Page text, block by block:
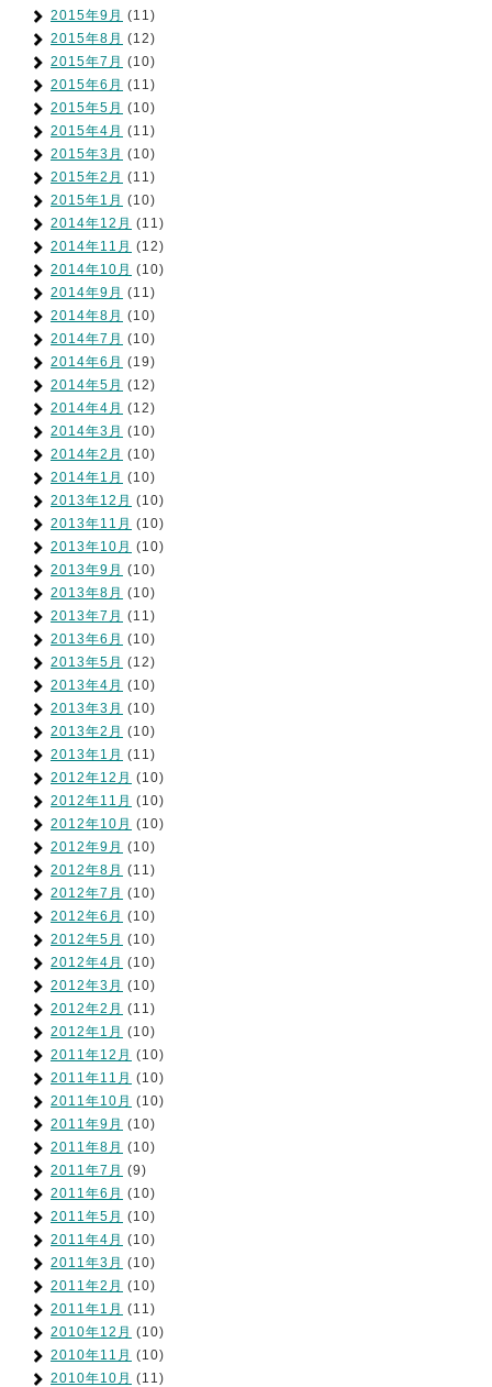
2015年9月 (11)
2015年8月 (12)
2015年7月 (10)
2015年6月 (11)
2015年5月 (10)
2015年4月 (11)
2015年3月 (10)
2015年2月 (11)
2015年1月 (10)
2014年12月 (11)
2014年11月 (12)
2014年10月 (10)
2014年9月 (11)
2014年8月 (10)
2014年7月 (10)
2014年6月 (19)
2014年5月 (12)
2014年4月 (12)
2014年3月 (10)
2014年2月 (10)
2014年1月 (10)
2013年12月 (10)
2013年11月 (10)
2013年10月 (10)
2013年9月 (10)
2013年8月 (10)
2013年7月 (11)
2013年6月 (10)
2013年5月 (12)
2013年4月 (10)
2013年3月 (10)
2013年2月 (10)
2013年1月 (11)
2012年12月 (10)
2012年11月 (10)
2012年10月 (10)
2012年9月 (10)
2012年8月 (11)
2012年7月 (10)
2012年6月 (10)
2012年5月 (10)
2012年4月 (10)
2012年3月 (10)
2012年2月 (11)
2012年1月 (10)
2011年12月 (10)
2011年11月 (10)
2011年10月 (10)
2011年9月 (10)
2011年8月 (10)
2011年7月 (9)
2011年6月 (10)
2011年5月 (10)
2011年4月 (10)
2011年3月 (10)
2011年2月 (10)
2011年1月 (11)
2010年12月 (10)
2010年11月 (10)
2010年10月 (11)